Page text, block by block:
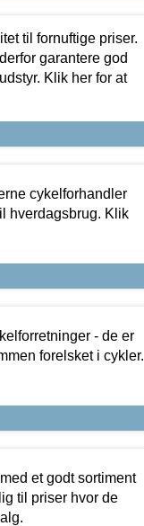
til fornuftige priser.
garantere god
Klik her for at
cykelforhandler
hverdagsbrug. Klik
- de er
forelsket i cykler.
et godt sortiment
til priser hvor de